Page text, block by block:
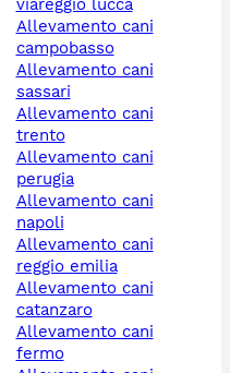
viareggio lucca
allevamento cani
campobasso
allevamento cani
sassari
allevamento cani
trento
allevamento cani
perugia
allevamento cani
napoli
allevamento cani
reggio emilia
allevamento cani
catanzaro
allevamento cani
fermo